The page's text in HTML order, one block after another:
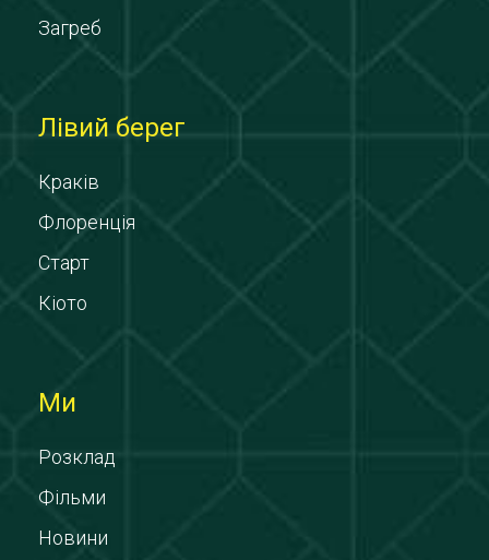
Загреб
Лівий берег
Краків
Флоренція
Старт
Кіото
Ми
Розклад
Фільми
Новини